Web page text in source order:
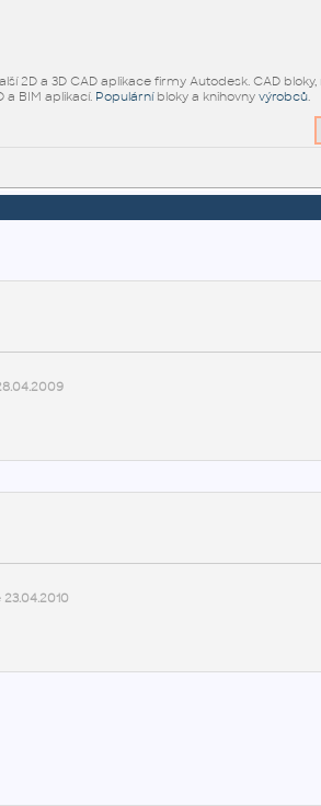
2D a 3D CAD aplikace firmy Autodesk. CAD
a BIM aplikací. Populárníbloky a knihovny výrobců.
23.04.2010